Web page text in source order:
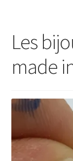
Les
made